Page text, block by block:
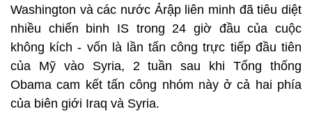
Washington và các nước Ảrập liên minh đã tiêu diệt
nhiều chiến binh IS trong 24 giờ đầu của cuộc
không kích - vốn là lần tấn công trực tiếp đầu tiên
của Mỹ vào Syria, 2 tuần sau khi Tổng thống
Obama cam kết tấn công nhóm này ở cả hai phía
của biên giới Iraq và Syria.